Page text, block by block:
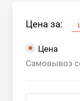
Цена за:
Цена
Самовывоз